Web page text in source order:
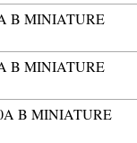
B MINIATURE
B MINIATURE
B MINIATURE